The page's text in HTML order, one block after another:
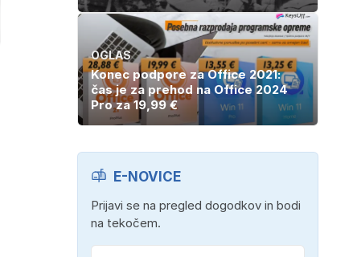
OGLAS
Konec podpore za Office 2021:
čas je za prehod na Office 2024
Pro za 19,99 €
E-NOVICE
Prijavi se na pregled dogodkov in bodi
na tekočem.